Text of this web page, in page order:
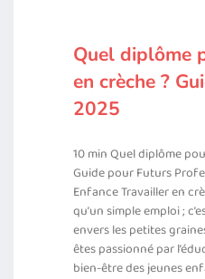
Quel diplôme
en crèche ?
2025
10 min Quel diplôme
Guide pour Futurs
Enfance Travailler en
qu’un simple emploi ;
envers les petites
êtes passionné par
bien-être des jeunes